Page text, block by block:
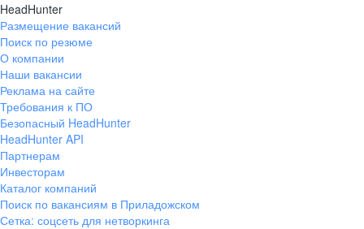
HeadHunter
Размещение вакансий
Поиск по резюме
О компании
Наши вакансии
Реклама на сайте
Требования к ПО
Безопасный HeadHunter
HeadHunter API
Партнерам
Инвесторам
Каталог компаний
Поиск по вакансиям в Приладожском
Сетка: соцсеть для нетворкинга